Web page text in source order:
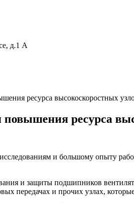
д.1 А
ресурса высокоскоростных
ресурса
и большому опыту
и защиты подшипников
передачах и прочих узлах,